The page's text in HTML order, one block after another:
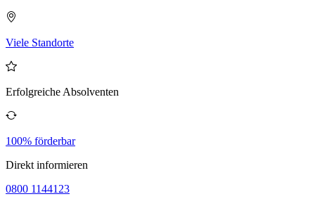
Viele Standorte
Erfolgreiche Absolventen
100% förderbar
Direkt informieren
0800 1144123